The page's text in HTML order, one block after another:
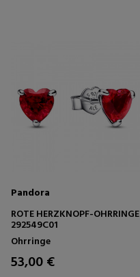
Pandora
ROTE HERZKNOPF-OHRRINGE
292549C01
Ohrringe
53,00 €